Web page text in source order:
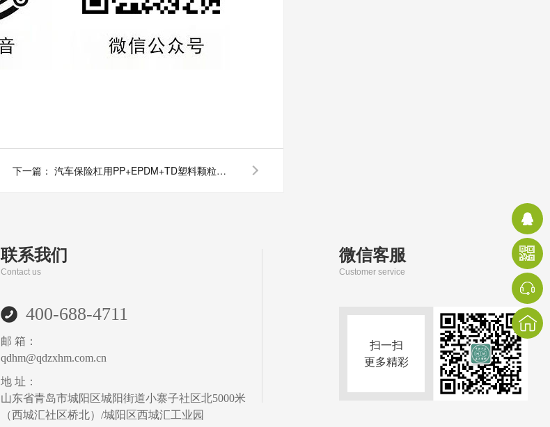
下一篇： 汽车保险杠用PP+EPDM+TD塑料颗粒多少钱一吨
联系我们
Contact us
400-688-4711
邮 箱：
qdhm@qdzxhm.com.cn
地 址：
山东省青岛市城阳区城阳街道小寨子社区北5000米
（西城汇社区桥北）/城阳区西城汇工业园
微信客服
Customer service
扫一扫
更多精彩